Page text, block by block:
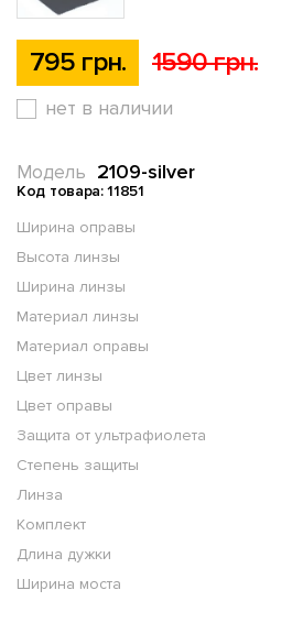
795 грн. 1590 грн.
нет в наличии
2109-silver
Модель
Код товара: 11851
Ширина оправы
Высота линзы
Ширина линзы
Материал линзы
Материал оправы
Цвет линзы
Цвет оправы
Защита от ультрафиолета
Степень защиты
Линза
Комплект
Длина дужки
Ширина моста